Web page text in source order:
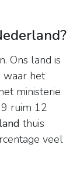
Ons land is
waar het
ministerie
ruim 12
thuis
veel